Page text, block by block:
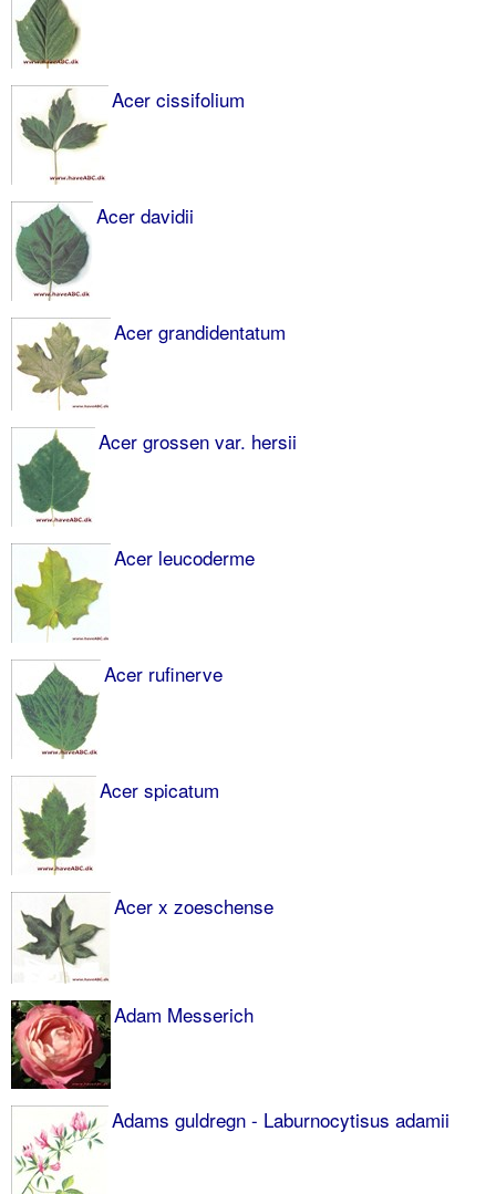
Acer cissifolium
Acer davidii
Acer grandidentatum
Acer grossen var. hersii
Acer leucoderme
Acer rufinerve
Acer spicatum
Acer x zoeschense
Adam Messerich
Adams guldregn - Laburnocytisus adamii